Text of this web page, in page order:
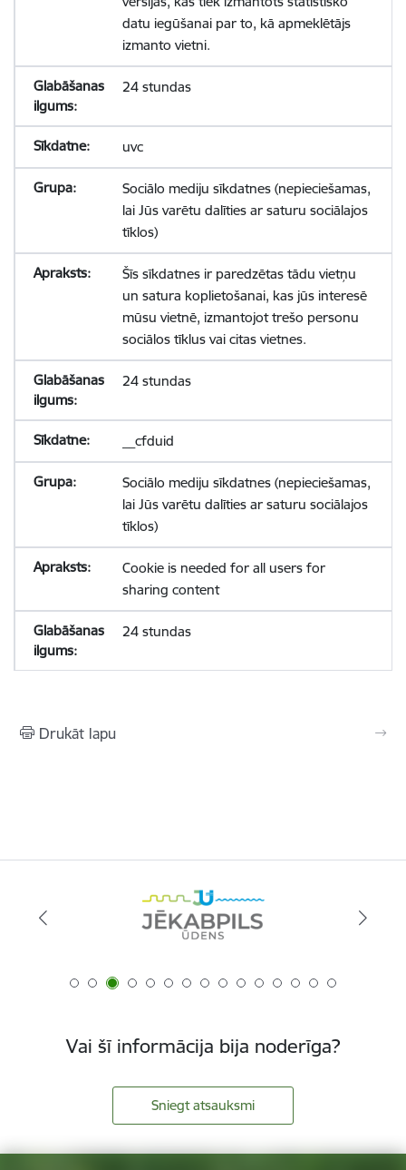
datu iegūšanai par to, kā apmeklētājs
izmanto vietni.
24 stundas
uvc
Sociālo mediju sīkdatnes (nepieciešamas,
lai Jūs varētu dalīties ar saturu sociālajos
tīklos)
Šīs sīkdatnes ir paredzētas tādu vietņu
un satura koplietošanai, kas jūs interesē
mūsu vietnē, izmantojot trešo personu
sociālos tīklus vai citas vietnes.
24 stundas
__cfduid
Sociālo mediju sīkdatnes (nepieciešamas,
lai Jūs varētu dalīties ar saturu sociālajos
tīklos)
Cookie is needed for all users for
sharing content
24 stundas
Drukāt lapu
Vai šī informācija bija noderīga?
Sniegt atsauksmi